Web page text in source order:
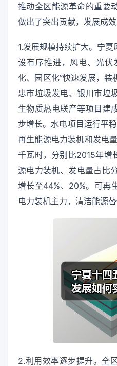
推动全区能源革命的重要
做出了突出贡献，发展成效
1.发展规模持续扩大。宁
设有序推进，风电、光伏
化、园区化”快速发展，
忠市垃圾发电、银川市垃
生物质热电联产等项目建
步增长。水电项目运行平
再生能源电力装机和发电
千瓦时，分别比2015年增
源电力装机、发电量占比
增长至44%、20%。可再
电力装机主力，清洁能源替
2.利用效率逐步提升。全